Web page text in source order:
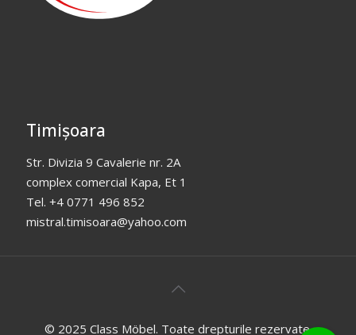
Timișoara
Str. Divizia 9 Cavalerie nr. 2A
complex comercial Kapa, Et 1
Tel. +4 0771 496 852
mistral.timisoara@yahoo.com
© 2025 Class Möbel. Toate drepturile rezervate.